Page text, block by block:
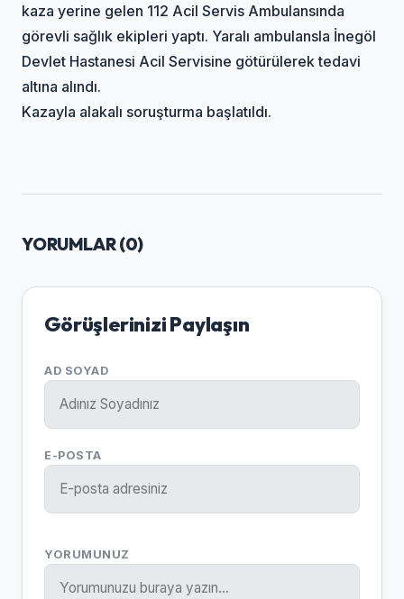
kaza yerine gelen 112 Acil Servis Ambulansında
görevli sağlık ekipleri yaptı. Yaralı ambulansla İnegöl
Devlet Hastanesi Acil Servisine götürülerek tedavi
altına alındı.
Kazayla alakalı soruşturma başlatıldı.
YORUMLAR (0)
Görüşlerinizi Paylaşın
AD SOYAD
E-POSTA
YORUMUNUZ